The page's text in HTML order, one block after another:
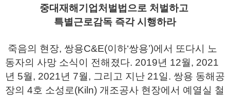
중대재해기업처벌법으로 처벌하고
특별근로감독 즉각 시행하라
죽음의 현장, 쌍용C&E(이하‘쌍용’)에서 또다시 노
동자의 사망 소식이 전해졌다. 2019년 12월, 2021
년 5월, 2021년 7월, 그리고 지난 21일. 쌍용 동해공
장의 4호 소성로(Kiln) 개조공사 현장에서 예열실 철